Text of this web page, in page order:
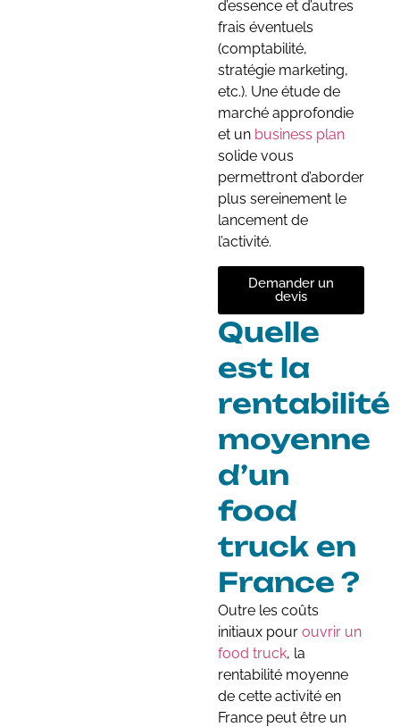
d’essence et d’autres
frais éventuels
(comptabilité,
stratégie marketing,
etc.). Une étude de
marché approfondie
et un business plan
solide vous
permettront d’aborder
plus sereinement le
lancement de
l’activité.
Demander un
devis
Quelle
est la
rentabilité
moyenne
d’un
food
truck en
France ?
Outre les coûts
initiaux pour ouvrir un
food truck, la
rentabilité moyenne
de cette activité en
France peut être un